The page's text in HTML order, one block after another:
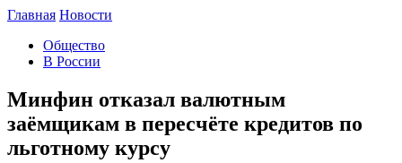
Главная Новости
Общество
В России
Минфин отказал валютным
заёмщикам в пересчёте кредитов по
льготному курсу